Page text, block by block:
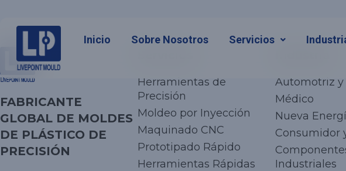
Inicio Sobre Nosotros Servicios
FABRICANTE
GLOBAL DE MOLDES
DE PLÁSTICO DE
PRECISIÓN
Herramientas de
Precisión
Moldeo por Inyección
Maquinado CNC
Prototipado Rápido
Herramientas Rápidas
Automotriz y
Médico
Nueva
Consumidor
Industriales